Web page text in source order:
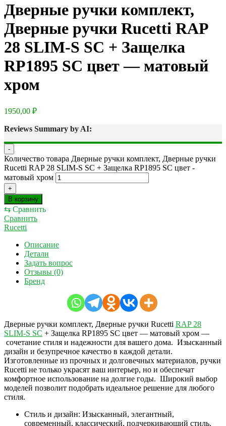
Дверные ручки комплект,
Дверные ручки Rucetti RAP
28 SLIM-S SC + Защелка
RP1895 SC цвет — матовый
хром
1950,00 ₽
Reviews Summary by AI:
-
Количество товара Дверные ручки комплект, Дверные ручки
Rucetti RAP 28 SLIM-S SC + Защелка RP1895 SC цвет -
матовый хром
+
В корзину
⇆ Сравнить
Сравнить
Rucetti
Описание
Детали
Задать вопрос
Отзывы (0)
Бренд
Дверные ручки комплект, Дверные ручки Rucetti RAP 28
SLIM-S SC + Защелка RP1895 SC цвет — матовый хром —
сочетание стиля и надежности для вашего дома. Изысканный
дизайн и безупречное качество в каждой детали.
Изготовленные из прочных и долговечных материалов, ручки
Rucetti не только украсят ваш интерьер, но и обеспечат
комфортное использование на долгие годы. Широкий выбор
моделей позволит подобрать идеальное решение для любого
стиля.
Стиль и дизайн: Изысканный, элегантный,
современный, классический, подчеркивающий стиль.